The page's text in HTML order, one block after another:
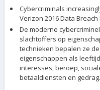
Cybercriminals
Verizon 2016 Data
De moderne
slachtoffers op
technieken bepalen ze
eigenschappen als
interesses, beroep,
betaaldiensten en gedrag.